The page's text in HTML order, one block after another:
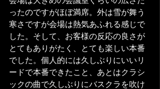
ったのですがほぼ満席。外は雪が舞う
寒さですが会場は熱気あふれる感じで
した。そして、お客様の反応の良さが
とてもありがたく、とても楽しい本番
でした。個人的には久しぶりにいいリ
ードで本番できたこと、あとはクラシ
ックの曲で久しぶりにバスクラを吹け